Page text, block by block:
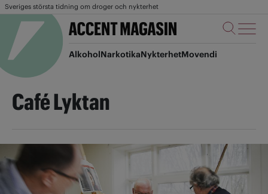
Sveriges största tidning om droger och nykterhet
AlkoholNarkotikaNykterhetMovendi
Café Lyktan